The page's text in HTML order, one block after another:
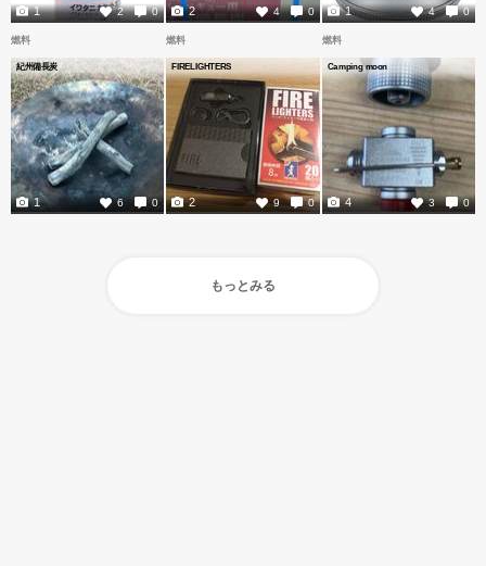
2 0
1 4 0
2 4 0
1
燃料
紀州備長炭
6 0
1
燃料
FIRELIGHTERS
9 0
2
燃料
Camping moon
3 0
4
もっとみる